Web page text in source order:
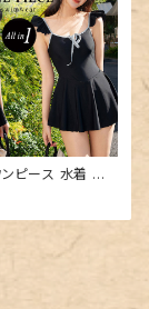
ンピース 水着 レ
インワン 体型カ